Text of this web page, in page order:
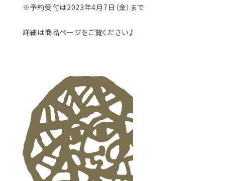
※予約受付は2023年4月7日（金）まで
詳細は商品ページをご覧ください♪